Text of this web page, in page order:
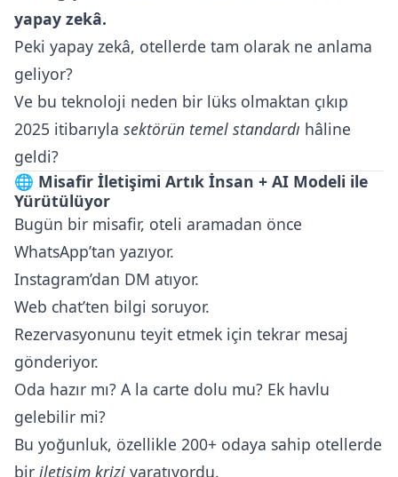
yapay zekâ.
Peki yapay zekâ, otellerde tam olarak ne anlama
geliyor?
Ve bu teknoloji neden bir lüks olmaktan çıkıp
2025 itibarıyla sektörün temel standardı hâline
geldi?
🌐 Misafir İletişimi Artık İnsan + AI Modeli ile
Yürütülüyor
Bugün bir misafir, oteli aramadan önce
WhatsApp’tan yazıyor.
Instagram’dan DM atıyor.
Web chat’ten bilgi soruyor.
Rezervasyonunu teyit etmek için tekrar mesaj
gönderiyor.
Oda hazır mı? A la carte dolu mu? Ek havlu
gelebilir mi?
Bu yoğunluk, özellikle 200+ odaya sahip otellerde
bir iletişim krizi yaratıyordu.